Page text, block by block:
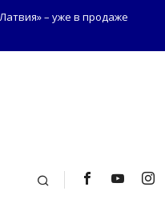
– уже в продаже
Поиск